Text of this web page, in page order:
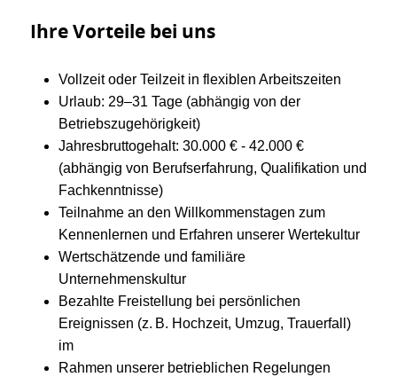
Ihre Vorteile bei uns
Vollzeit oder Teilzeit in flexiblen Arbeitszeiten
Urlaub: 29–31 Tage (abhängig von der
Betriebszugehörigkeit)
Jahresbruttogehalt: 30.000 € - 42.000 €
(abhängig von Berufserfahrung, Qualifikation und
Fachkenntnisse)
Teilnahme an den Willkommenstagen zum
Kennenlernen und Erfahren unserer Wertekultur
Wertschätzende und familiäre
Unternehmenskultur
Bezahlte Freistellung bei persönlichen
Ereignissen (z. B. Hochzeit, Umzug, Trauerfall)
im
Rahmen unserer betrieblichen Regelungen